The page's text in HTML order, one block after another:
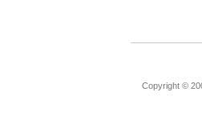
Copyright ©